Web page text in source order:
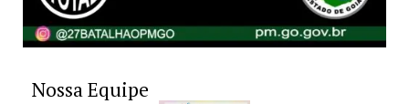
Nossa Equipe